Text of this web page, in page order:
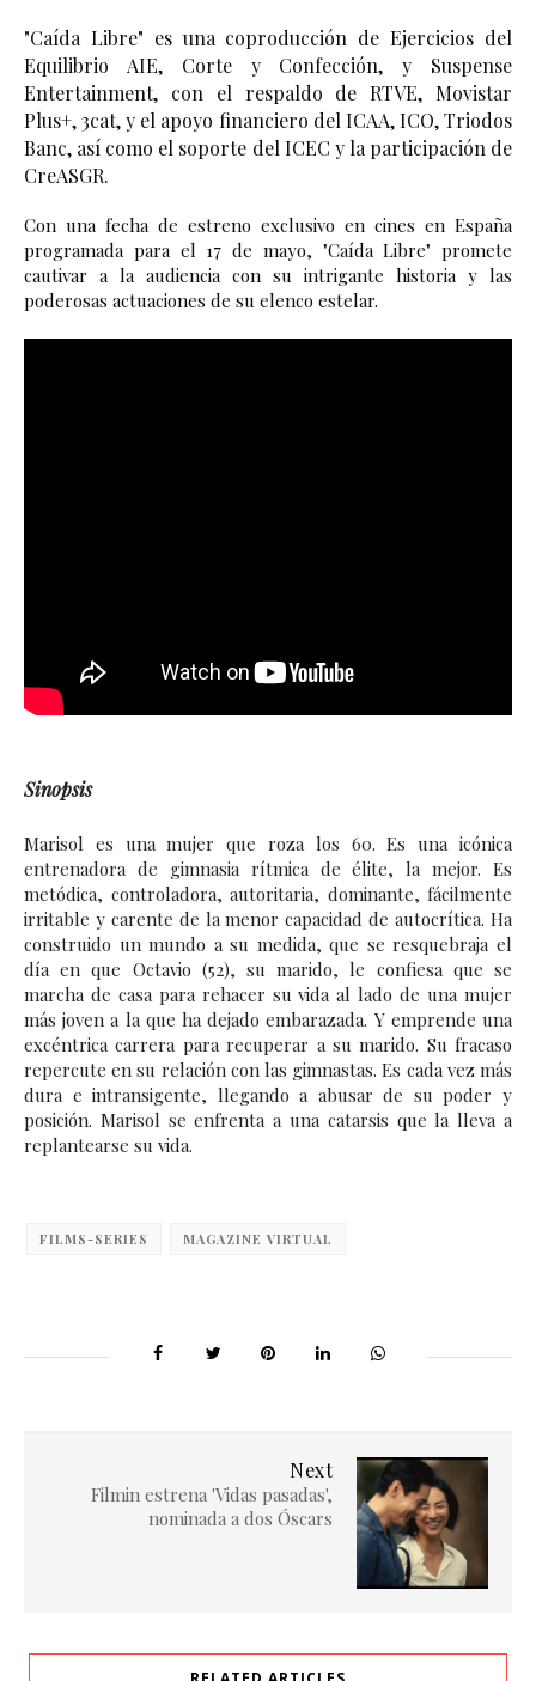
"Caída Libre" es una coproducción de Ejercicios del
Equilibrio AIE, Corte y Confección, y Suspense
Entertainment, con el respaldo de RTVE, Movistar
Plus+, 3cat, y el apoyo financiero del ICAA, ICO, Triodos
Banc, así como el soporte del ICEC y la participación de
CreASGR.
Con una fecha de estreno exclusivo en cines en España
programada para el 17 de mayo, "Caída Libre" promete
cautivar a la audiencia con su intrigante historia y las
poderosas actuaciones de su elenco estelar.
Sinopsis
Marisol es una mujer que roza los 60. Es una icónica
entrenadora de gimnasia rítmica de élite, la mejor. Es
metódica, controladora, autoritaria, dominante, fácilmente
irritable y carente de la menor capacidad de autocrítica. Ha
construido un mundo a su medida, que se resquebraja el
día en que Octavio (52), su marido, le confiesa que se
marcha de casa para rehacer su vida al lado de una mujer
más joven a la que ha dejado embarazada. Y emprende una
excéntrica carrera para recuperar a su marido. Su fracaso
repercute en su relación con las gimnastas. Es cada vez más
dura e intransigente, llegando a abusar de su poder y
posición. Marisol se enfrenta a una catarsis que la lleva a
replantearse su vida.
FILMS-SERIES MAGAZINE VIRTUAL
Next
Filmin estrena 'Vidas pasadas',
nominada a dos Óscars